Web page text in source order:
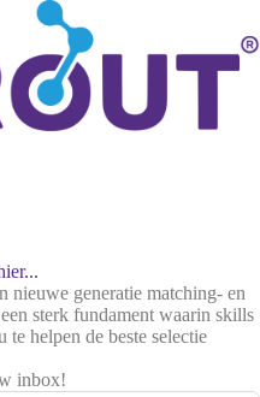
nieuwe generatie matching- en
sterk fundament waarin skills
te helpen de beste selectie
inbox!